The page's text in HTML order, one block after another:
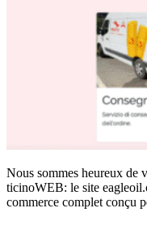
Nous sommes heureux de
ticinoWEB: le site
commerce complet conçu